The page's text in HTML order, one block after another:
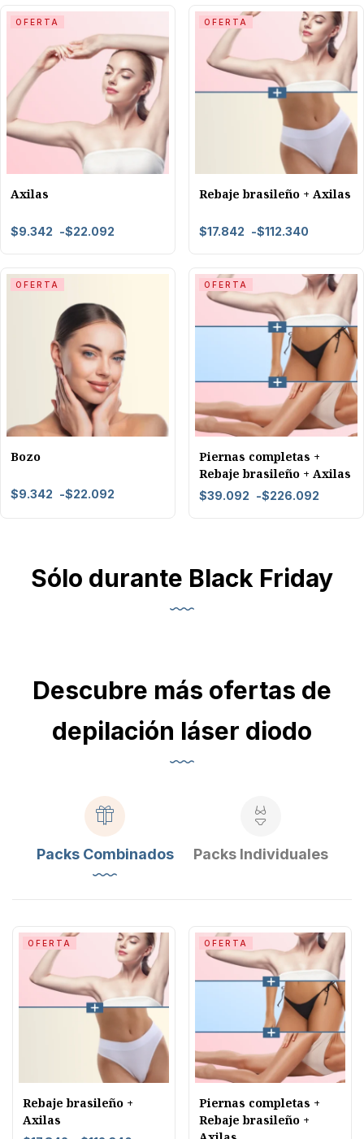
OFERTA
Axilas
$9.342 -$22.092
OFERTA
Rebaje brasileño + Axilas
$17.842 -$112.340
OFERTA
Bozo
$9.342 -$22.092
OFERTA
Piernas completas +
Rebaje brasileño + Axilas
$39.092 -$226.092
Sólo durante Black Friday
Descubre más ofertas de
depilación láser diodo
Packs Combinados Packs Individuales
OFERTA
Rebaje brasileño +
Axilas
OFERTA
Piernas completas +
Rebaje brasileño +